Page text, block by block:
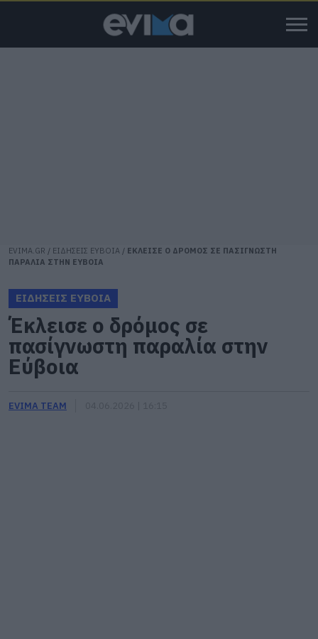
EVIMA.GR / ΕΙΔΗΣΕΙΣ ΕΥΒΟΙΑ / ΕΚΛΕΙΣΕ Ο ΔΡΟΜΟΣ ΣΕ ΠΑΣΙΓΝΩΣΤΗ
ΠΑΡΑΛΙΑ ΣΤΗΝ ΕΥΒΟΙΑ
ΕΙΔΗΣΕΙΣ ΕΥΒΟΙΑ
Έκλεισε ο δρόμος σε
πασίγνωστη παραλία στην
Εύβοια
EVIMA TEAM